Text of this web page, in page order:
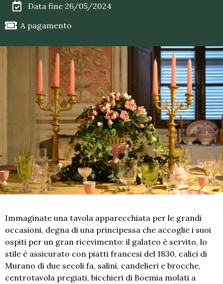
Data fine 26/05/2024
A pagamento
Immaginate una tavola apparecchiata per le grandi
occasioni, degna di una principessa che accoglie i suoi
ospiti per un gran ricevimento: il galateo è servito, lo
stile è assicurato con piatti francesi del 1830, calici di
Murano di due secoli fa, salini, candelieri e brocche,
centrotavola pregiati, bicchieri di Boemia molati a